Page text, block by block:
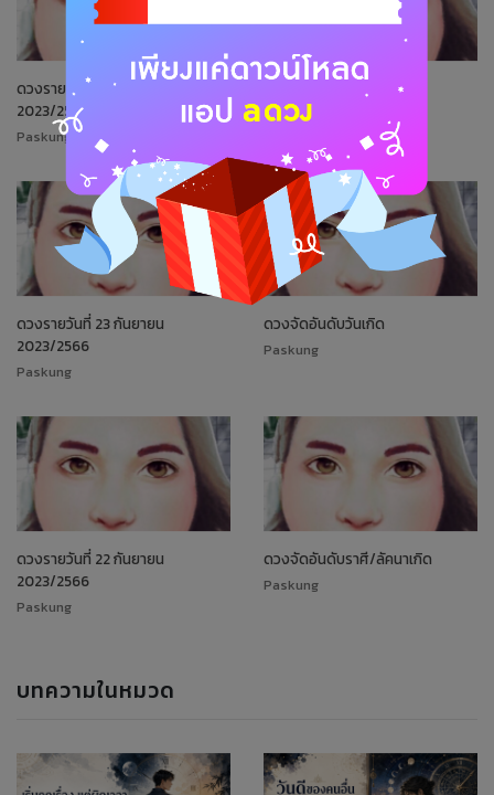
ดวงรายวันที่ 25 กันยายน
2023/2566
Paskung
ดวงรายวันที่ 24 กันยายน
2023/2566
ดวงรายวันที่ 23 กันยายน
2023/2566
Paskung
ดวงจัดอันดับวันเกิด
Paskung
ดวงรายวันที่ 22 กันยายน
2023/2566
Paskung
ดวงจัดอันดับราศี/ลัคนาเกิด
Paskung
บทความในหมวด